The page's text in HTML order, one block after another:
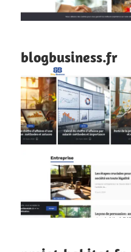
blogbusiness.fr